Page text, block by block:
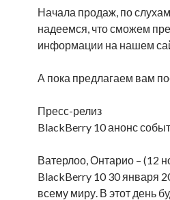
Начала продаж, по
надеемся, что сможем
информации на нашем
А пока предлагаем вам
Пресс-релиз
BlackBerry 10 анонс
Ватерлоо, Онтарио – (12
BlackBerry 10 30 января
всему миру. В этот день